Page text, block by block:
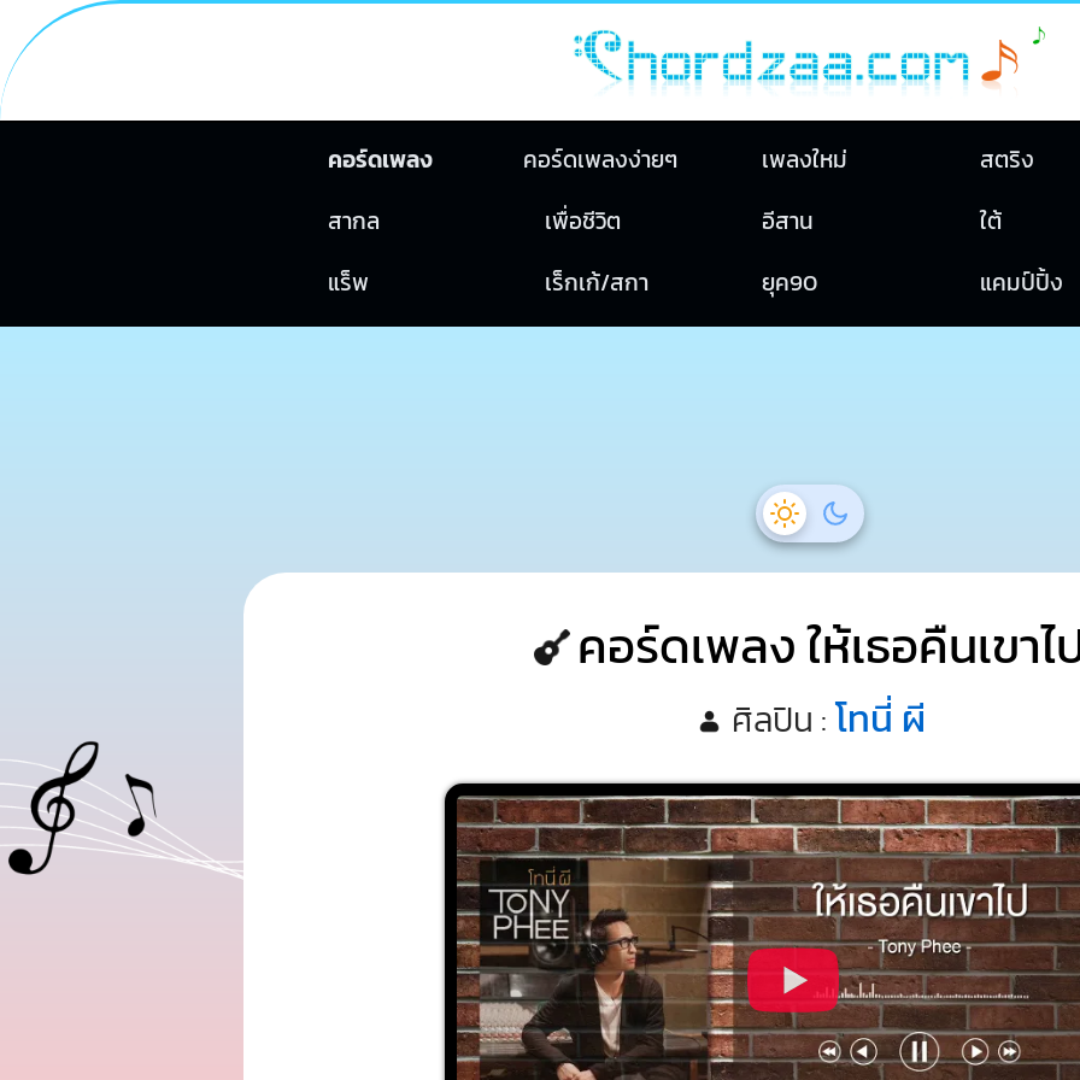
คอร์ดเพลง คอร์ดเพลงง่ายๆ เพลงใหม่
สตริง
สากล
เพื่อชีวิต อีสาน
ใต้
แร็พ
เร็กเก้/สกา ยุค90 แคมป์ปิ้ง
คอร์ดเพลง ให้เธอคืนเขาไ
ศิลปิน :โทนี่ ผี